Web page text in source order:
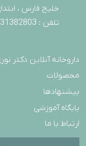
خلیج فارس ،
تلفن : 07631382803
داروخانه آنلاین دکتر
محصولات
پیشنهادها
پایگاه آموزشی
ارتباط با ما